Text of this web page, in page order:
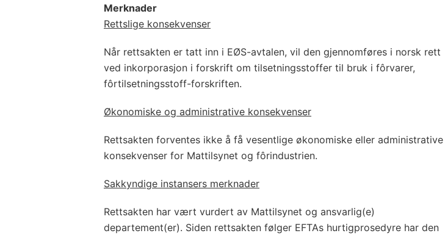
Merknader
Rettslige konsekvenser
Når rettsakten er tatt inn i EØS-avtalen, vil den gjennomføres i norsk rett
ved inkorporasjon i forskrift om tilsetningsstoffer til bruk i fôrvarer,
fôrtilsetningsstoff-forskriften.
Økonomiske og administrative konsekvenser
Rettsakten forventes ikke å få vesentlige økonomiske eller administrative
konsekvenser for Mattilsynet og fôrindustrien.
Sakkyndige instansers merknader
Rettsakten har vært vurdert av Mattilsynet og ansvarlig(e)
departement(er). Siden rettsakten følger EFTAs hurtigprosedyre har den